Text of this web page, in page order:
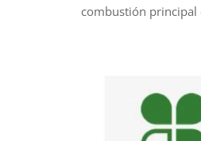
combustión